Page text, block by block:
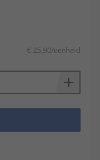
€ 25,90/eenheid